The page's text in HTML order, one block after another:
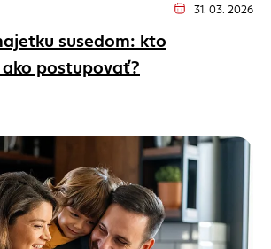
Dátum vydania
31. 03. 2026
susedom: kto
postupovať?